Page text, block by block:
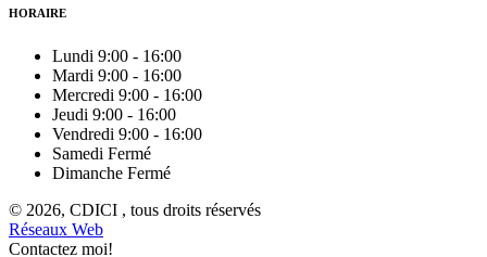
HORAIRE
Lundi 9:00 - 16:00
Mardi 9:00 - 16:00
Mercredi 9:00 - 16:00
Jeudi 9:00 - 16:00
Vendredi 9:00 - 16:00
Samedi Fermé
Dimanche Fermé
© 2026, CDICI , tous droits réservés
Réseaux Web
Contactez moi!